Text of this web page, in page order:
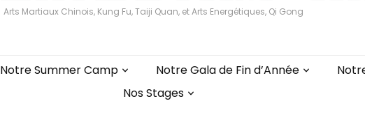
Arts Martiaux Chinois, Kung Fu, Taiji Quan, et Arts Energétiques, Qi Gong
Notre Summer Camp Notre Gala de Fin d’Année
Nos Stages